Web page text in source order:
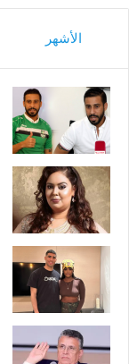
الأشهر